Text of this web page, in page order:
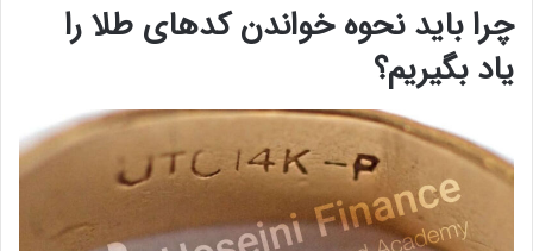
چرا باید نحوه خواندن کدهای طلا را
یاد بگیریم؟